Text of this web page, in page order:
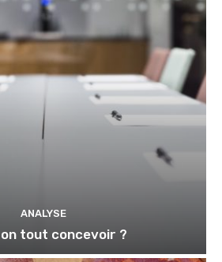
ANALYSE
tout concevoir ?